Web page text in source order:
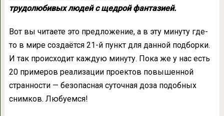
трудолюбивых людей с щедрой фантазией.
Вот вы читаете это предложение, а в эту минуту где-
то в мире создаётся 21-й пункт для данной подборки.
И так происходит каждую минуту. Пока же у нас есть
20 примеров реализации проектов повышенной
странности — безопасная суточная доза подобных
снимков. Любуемся!